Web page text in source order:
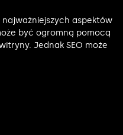
aspektów
być ogromną pomocą
Jednak SEO może